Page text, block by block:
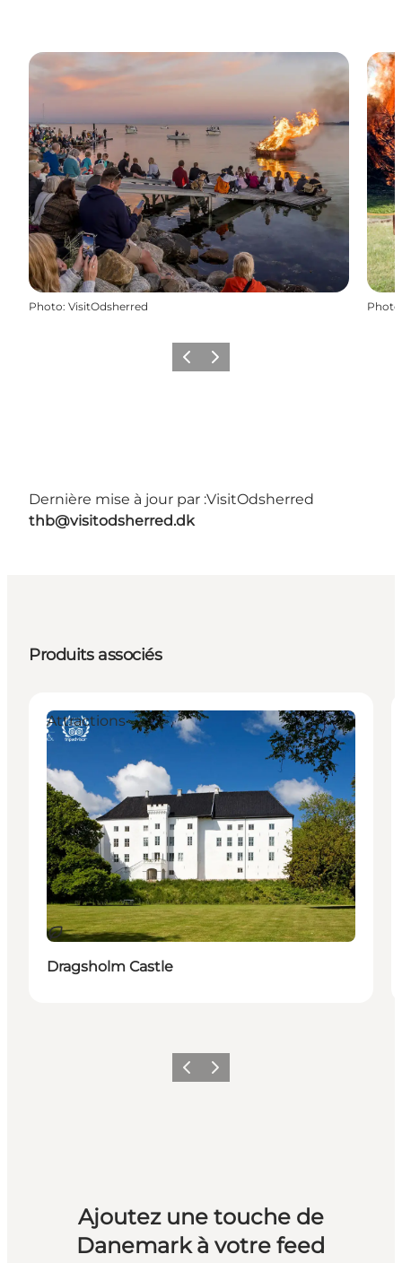
Photo: VisitOdsherred Photo
PrécédentSuivant
Dernière mise à jour par :VisitOdsherred
thb@visitodsherred.dk
Produits associés
Durable
Attractions
Dragsholm Castle
PrécédentSuivant
Ajoutez une touche de
Danemark à votre feed